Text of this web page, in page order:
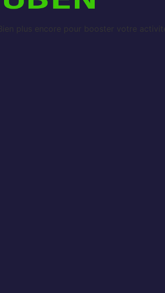
plus encore pour booster votre